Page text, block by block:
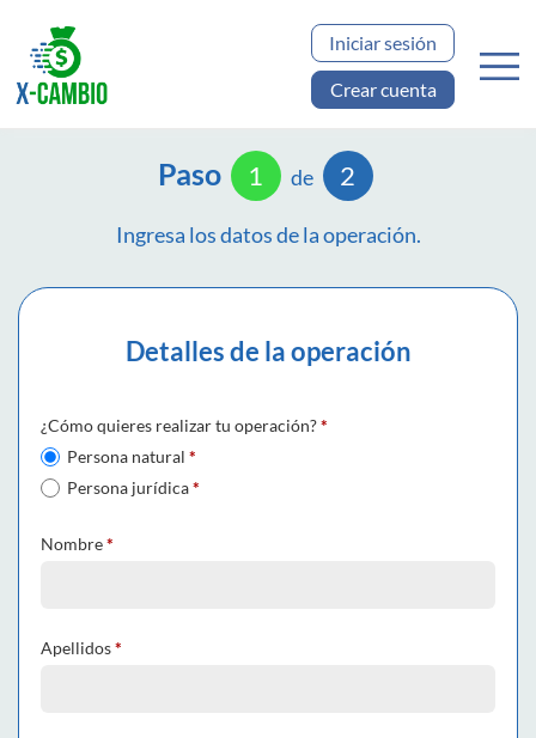
Iniciar sesión
Crear cuenta
Paso 1 de 2
Ingresa los datos de la operación.
Detalles de la operación
¿Cómo quieres realizar tu operación?*
Persona natural *
Persona jurídica*
Nombre*
Apellidos*